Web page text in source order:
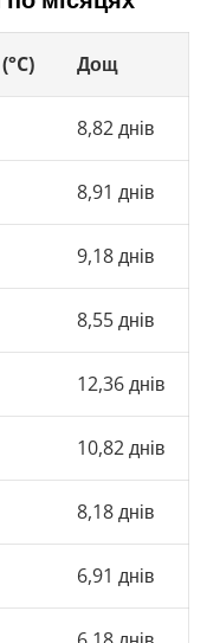
Дощ
8,82 днів
8,91 днів
9,18 днів
8,55 днів
12,36 днів
10,82 днів
8,18 днів
6,91 днів